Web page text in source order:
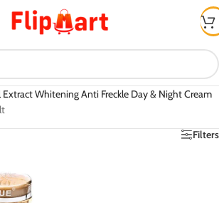
Extract Whitening Anti Freckle Day & Night Cream
Filters